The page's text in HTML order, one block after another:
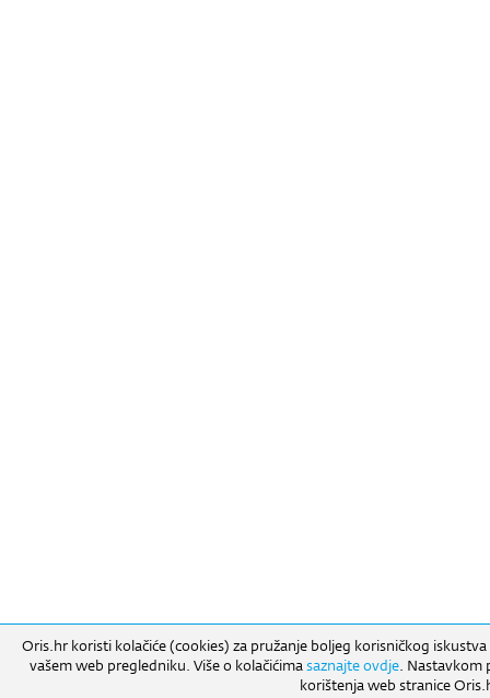
Oris.hr koristi kolačiće (cookies) za pružanje boljeg korisničkog
vašem web pregledniku. Više o kolačićimasaznajte ovdje. Nastavkom
korištenja web stranice